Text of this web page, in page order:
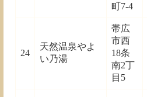
町7-4
24
天然温泉やよ
い乃湯
帯広
市西
18条
南2丁
目5